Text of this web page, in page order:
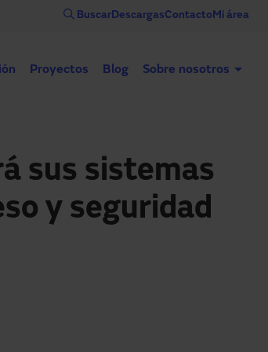
BuscarDescargasContactoMi área
Proyectos Blog Sobre nosotros
sus sistemas
y seguridad